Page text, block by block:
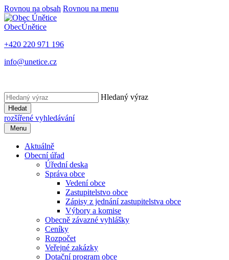
Rovnou na obsah Rovnou na menu
ObecÚnětice
+420 220 971 196
info@unetice.cz
Hledaný výraz
Hledat
rozšířené vyhledávání
Menu
Aktuálně
Obecní úřad
Úřední deska
Správa obce
Vedení obce
Zastupitelstvo obce
Zápisy z jednání zastupitelstva obce
Výbory a komise
Obecně závazné vyhlášky
Ceníky
Rozpočet
Veřejné zakázky
Dotační program obce